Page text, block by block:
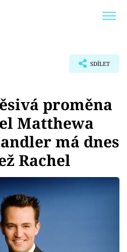
SDÍLET
proměna
Matthewa
má dnes
Rachel